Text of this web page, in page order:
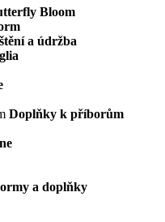
Bloom
a údržba
Doplňky k příborům
a doplňky